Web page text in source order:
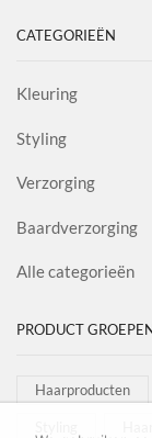
CATEGORIEËN
Kleuring
Styling
Verzorging
Baardverzorging
Alle categorieën
PRODUCT
Haarproducten